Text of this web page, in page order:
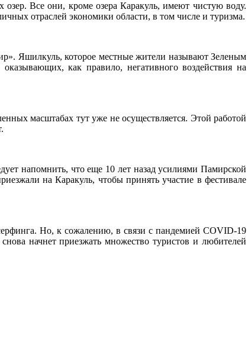
озер. Все они, кроме озера Каракуль, имеют чистую воду.
отраслей экономики области, в том числе и туризма.
Яшилкуль, которое местные жители называют Зеленым
как правило, негативного воздействия на
масштабах тут уже не осуществляется. Этой работой
напомнить, что еще 10 лет назад усилиями Памирской
на Каракуль, чтобы принять участие в фестивале
Но, к сожалению, в связи с пандемией COVID-19
начнет приезжать множество туристов и любителей